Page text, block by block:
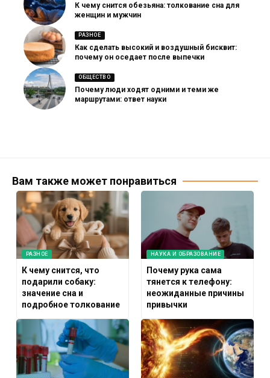
К чему снится обезьяна: толкование сна для
женщин и мужчин
РАЗНОЕ
Как сделать высокий и воздушный бисквит:
почему он оседает после выпечки
ОБЩЕСТВО
Почему люди ходят одними и теми же
маршрутами: ответ науки
Вам также может понравиться
РАЗНОЕ
К чему снится, что
подарили собаку:
значение сна и
подробное толкование
НАУКА И ОБРАЗОВАНИЕ
Почему рука сама
тянется к телефону:
неожиданные причины
привычки